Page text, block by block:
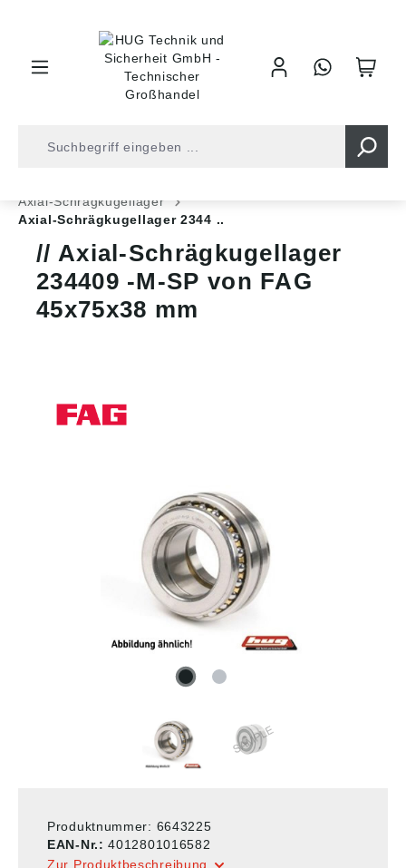
Axial-Schrägkugellager
Axial-Schrägkugellager 2344 ..
Axial-Schrägkugellager
234409 -M-SP von FAG
45x75x38 mm
Produktnummer: 6643225
EAN-Nr.:4012801016582
Zur Produktbeschreibung